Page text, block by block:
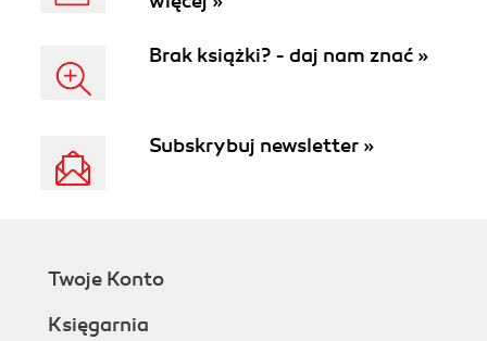
Brak książki? - daj nam znać »
Subskrybuj newsletter »
Twoje Konto
Księgarnia